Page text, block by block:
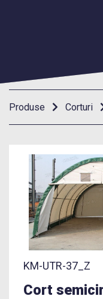
Produse Corturi
KM-UTR-37_Z
Cort